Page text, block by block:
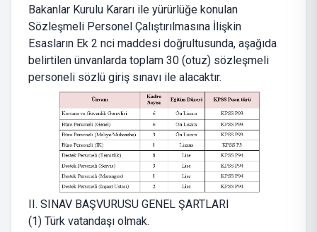
Bakanlar Kurulu Kararı ile yürürlüğe konulan
Sözleşmeli Personel Çalıştırılmasına İlişkin
Esasların Ek 2 nci maddesi doğrultusunda, aşağıda
belirtilen ünvanlarda toplam 30 (otuz) sözleşmeli
personeli sözlü giriş sınavı ile alacaktır.
II. SINAV BAŞVURUSU GENEL ŞARTLARI
(1) Türk vatandaşı olmak.